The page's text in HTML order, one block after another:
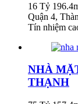
16 Tỷ
Quận 4,
Tín nhiệm
NHÀ
THẠNH